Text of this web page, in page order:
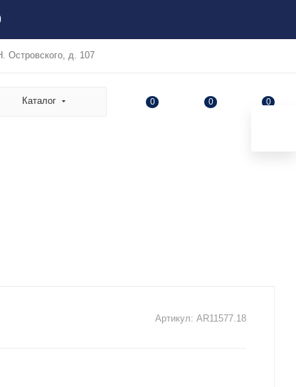
Островского, д. 107
Каталог 0 0 0
Артикул: AR11577.18